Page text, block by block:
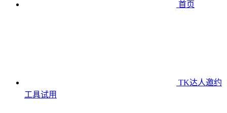
首页
TK达人邀约
工具试用